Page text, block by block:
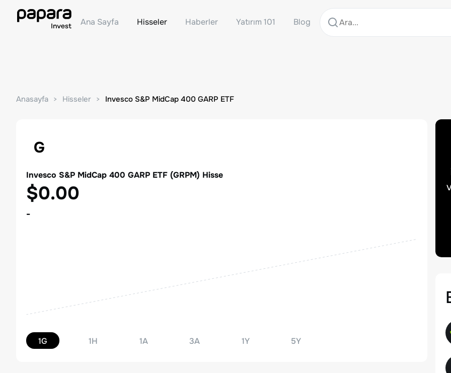
Ana Sayfa Hisseler Haberler Yatırım 101 Blog
Anasayfa Hisseler Invesco S&P MidCap 400 GARP ETF
G
Invesco S&P MidCap 400 GARP ETF (GRPM) Hisse
$0.00
-
1G 1H 1A 3A 1Y 5Y